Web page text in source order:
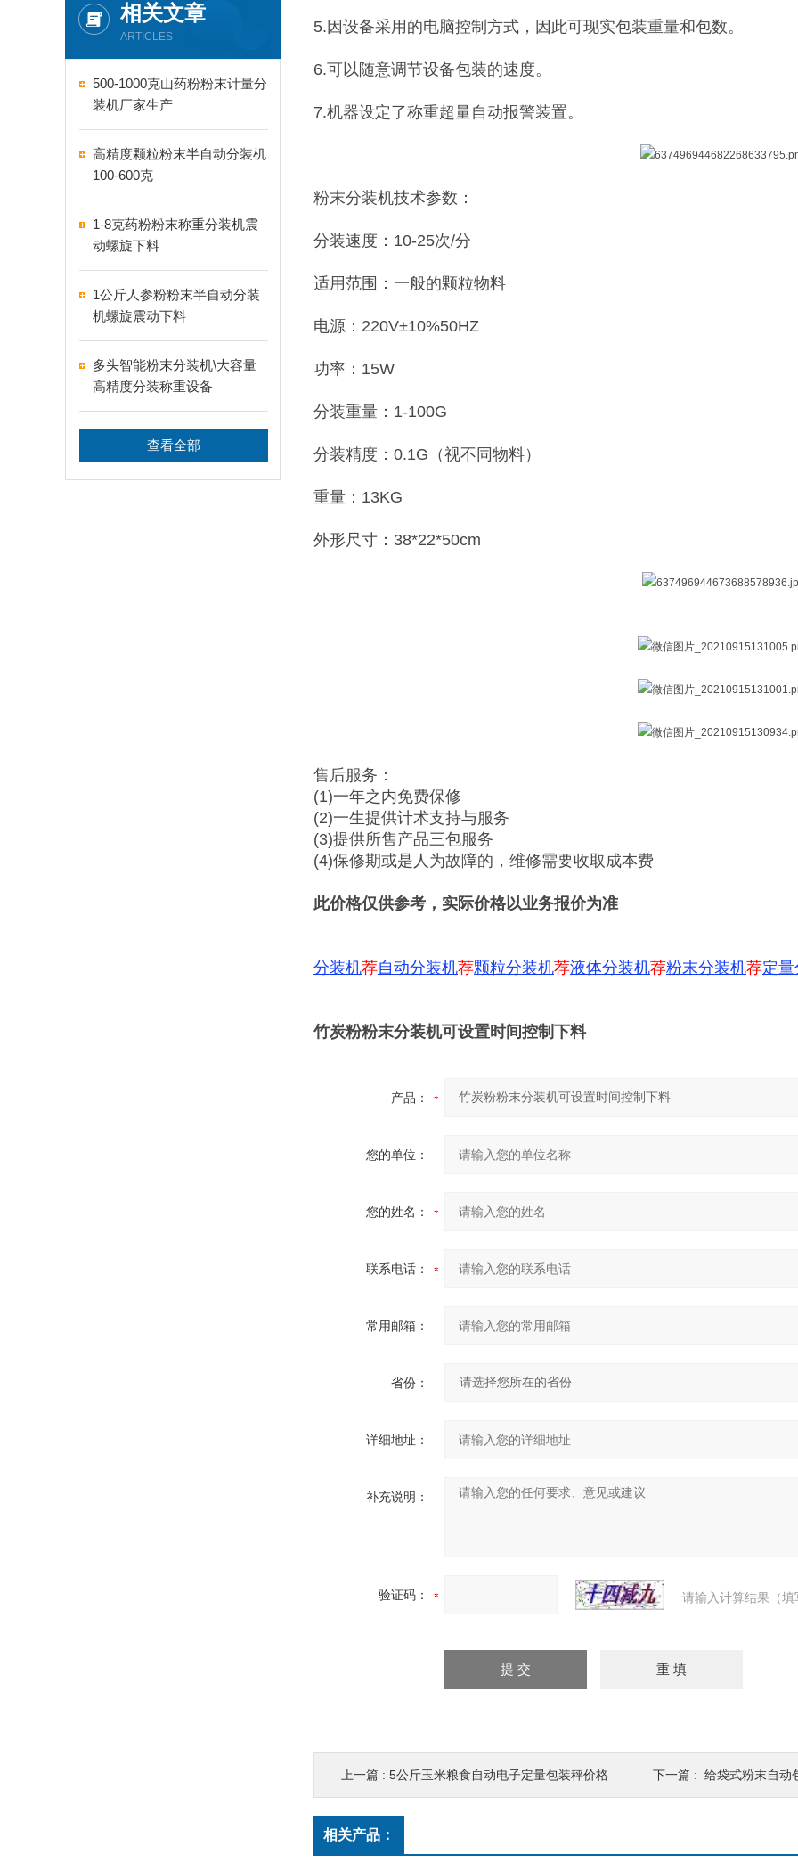
相关文章
ARTICLES
500-1000克山药粉粉末计量分
装机厂家生产
高精度颗粒粉末半自动分装机
100-600克
1-8克药粉粉末称重分装机震
动螺旋下料
1公斤人参粉粉末半自动分装
机螺旋震动下料
多头智能粉末分装机\大容量
高精度分装称重设备
查看全部
5.因设备采用的电脑控制方式，因此可现实包装重量和包数。
6.可以随意调节设备包装的速度。
7.机器设定了称重超量自动报警装置。
粉末分装机技术参数：
分装速度：10-25次/分
适用范围：一般的颗粒物料
电源：220V±10%50HZ
功率：15W
分装重量：1-100G
分装精度：0.1G（视不同物料）
重量：13KG
外形尺寸：38*22*50cm
售后服务：
(1)一年之内免费保修
(2)一生提供计术支持与服务
(3)提供所售产品三包服务
(4)保修期或是人为故障的，维修需要收取成本费
此价格仅供参考，实际价格以业务报价为准
分装机荐自动分装机荐颗粒分装机荐液体分装机荐粉末分装机荐定
竹炭粉粉末分装机可设置时间控制下料
产品：
您的单位：
您的姓名：
联系电话：
常用邮箱：
省份：
详细地址：
补充说明：
验证码： 请输入计算结果（
上一篇 : 5公斤玉米粮食自动电子定量包装秤价格 下一篇 : 给袋式粉末自动
相关产品：